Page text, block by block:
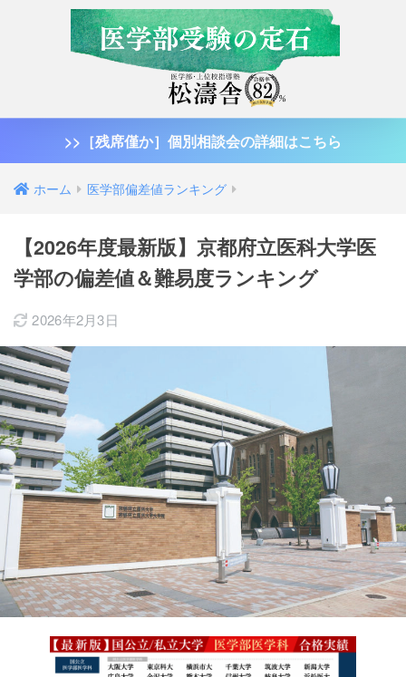
>>［残席僅か］個別相談会の詳細はこちら
ホーム 医学部偏差値ランキング
【2026年度最新版】京都府立医科大学医
学部の偏差値＆難易度ランキング
2026年2月3日